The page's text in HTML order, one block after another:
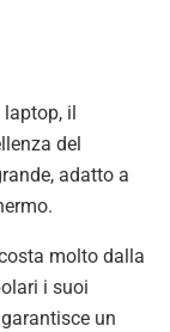
il
del
adatto a
molto dalla
i suoi
un